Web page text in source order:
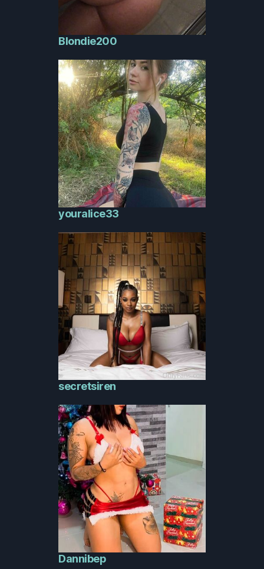
Blondie200
youralice33
secretsiren
Dannibep